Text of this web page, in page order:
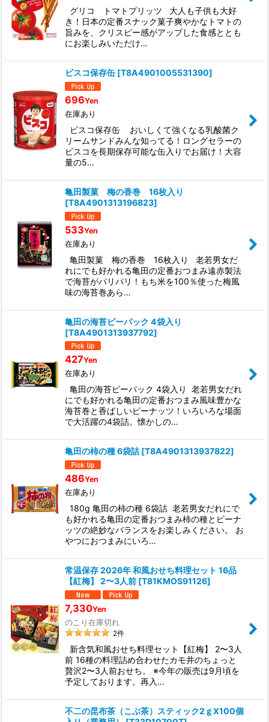
グリコ トマトプリッツ 大人も子供も大好
き！日本の定番スナック菓子爽やかなトマトの
旨みを、クリスピー感がアップした食感ととも
にお楽しみいただけ…
ビスコ保存缶 [T8A4901005531390]
696Yen
在庫あり
ビスコ保存缶 おいしくて強くなる乳酸菌ク
リームサンドみんな知ってる！ロングセラーの
ビスコを長期保存可能な缶入りでお届け！大容
量の5…
亀田製菓 梅の香巻 16枚入り
[T8A4901313196823]
533Yen
在庫あり
亀田製菓 梅の香巻 16枚入り 老若男女だ
れにでも好かれる亀田の定番おつまみ遠赤製法
で海苔がパリパリ！もち米を100％使った梅風
味の海苔巻あら…
亀田の海苔ピーパック 4袋入り
[T8A4901313937792]
427Yen
在庫あり
亀田の海苔ピーパック 4袋入り 老若男女だれ
にでも好かれる亀田の定番おつまみ風味豊かな
海苔巻と香ばしいピーナッツ！いろいろな場面
で大活躍の4袋詰。懐かしの…
亀田の柿の種 6袋詰 [T8A4901313937822]
486Yen
在庫あり
180g 亀田の柿の種 6袋詰 老若男女だれにで
も好かれる亀田の定番おつまみ柿の種とピーナ
ッツの絶妙なバランスをお楽しみください。 お
やつにおつまみにいろ…
常温保存 2026年 和風おせち料理セット 16品
【紅梅】 2〜3人前 [T81KMOS91126]
7,330Yen
のこり在庫切れ
2件
新含気和風おせち料理セット【紅梅】 2〜3人
前 16種の料理詰め合わせたカモ井のちょっと
贅沢2〜3人前おせち。 ※今年の販売は9月頃を
予定しております。再入…
不二の昆布茶（こぶ茶）スティック2ｇX100個